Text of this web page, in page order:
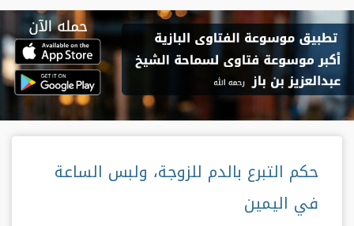
حكم التبرع بالدم للزوجة، ولبس الساعة
في اليمين